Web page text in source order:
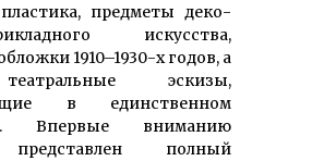
предметы деко­
искусства,
1910–1930-х годов, а
эскизы,
в единственном
Впервые вниманию
полный